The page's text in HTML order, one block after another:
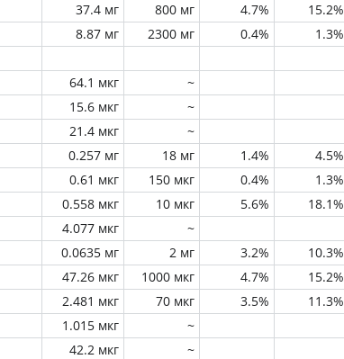
37.4 мг 800 мг 4.7% 15.2%
8.87 мг 2300 мг 0.4% 1.3%
64.1 мкг
~
15.6 мкг
~
21.4 мкг
~
0.257 мг 18 мг 1.4% 4.5%
0.61 мкг 150 мкг 0.4% 1.3%
0.558 мкг 10 мкг 5.6% 18.1%
4.077 мкг
~
0.0635 мг 2 мг 3.2% 10.3%
47.26 мкг 1000 мкг 4.7% 15.2%
2.481 мкг 70 мкг 3.5% 11.3%
1.015 мкг
~
42.2 мкг
~